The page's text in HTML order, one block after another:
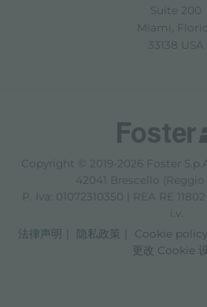
Suite 200
Miami,
33138 USA
Copyright © 2019-2026 Foster
42041 Brescello
P. Iva: 01072310350 | REA RE
i.v.
法律声明
隐私政策 Cookie policy
更改 Cookie